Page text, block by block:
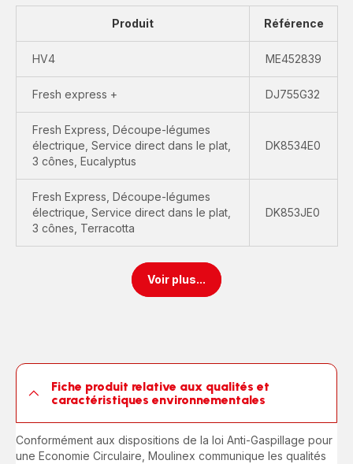
Produit Référence
HV4 ME452839
Fresh express + DJ755G32
Fresh Express, Découpe-légumes
électrique, Service direct dans le plat,
3 cônes, Eucalyptus
DK8534E0
Fresh Express, Découpe-légumes
électrique, Service direct dans le plat,
3 cônes, Terracotta
DK853JE0
Voir plus...
Fiche produit relative aux qualités et
caractéristiques environnementales
Conformément aux dispositions de la loi Anti-Gaspillage pour
une Economie Circulaire, Moulinex communique les qualités